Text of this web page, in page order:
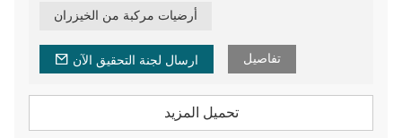
الطبيعية، وما إلى ذلك. ريبو هي العلامة التجارية الراقية
المبتكرة
أرضيات مركبة من الخيزران
ارسال لجنة التحقيق الآن تفاصيل
تحميل المزيد